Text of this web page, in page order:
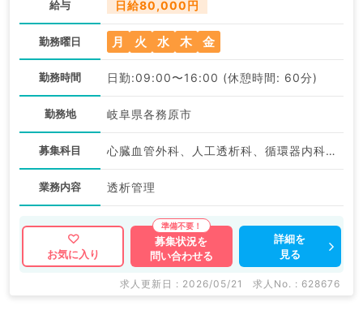
給与 日給80,000円
勤務曜日 月 火 水 木 金
勤務時間 日勤:09:00〜16:00 (休憩時間: 60分)
勤務地 岐阜県各務原市
募集科目 心臓血管外科、人工透析科、循環器内科、腎臓内科
業務内容 透析管理
お気に入り
募集状況を
問い合わせる
詳細を
見る
求人更新日 : 2026/05/21 求人No. : 628676